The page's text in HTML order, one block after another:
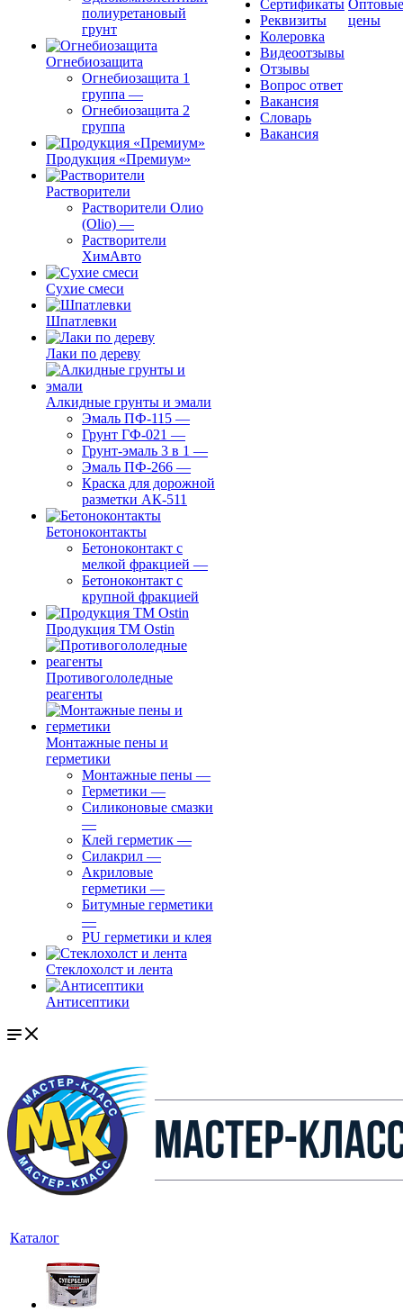
полиуретановый
грунт
Огнебиозащита
Огнебиозащита 1
группа —
Огнебиозащита 2
группа
Продукция «Премиум»
Растворители
Растворители Олио
(Olio) —
Растворители
ХимАвто
Сухие смеси
Шпатлевки
Лаки по дереву
Алкидные грунты и эмали
Эмаль ПФ-115 —
Грунт ГФ-021 —
Грунт-эмаль 3 в 1 —
Эмаль ПФ-266 —
Краска для дорожной
разметки АК-511
Бетоноконтакты
Бетоноконтакт с
мелкой фракцией —
Бетоноконтакт с
крупной фракцией
Продукция ТМ Ostin
Противогололедные
реагенты
Монтажные пены и
герметики
Монтажные пены —
Герметики —
Силиконовые смазки
—
Клей герметик —
Силакрил —
Акриловые
герметики —
Битумные герметики
—
PU герметики и клея
Стеклохолст и лента
Антисептики
Сертификаты
Реквизиты
Колеровка
Видеоотзывы
Отзывы
Вопрос ответ
Вакансия
Словарь
Вакансия
Оптовые
цены
Каталог